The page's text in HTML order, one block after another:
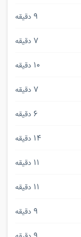
9 دقیقه
7 دقیقه
10 دقیقه
7 دقیقه
6 دقیقه
14 دقیقه
11 دقیقه
11 دقیقه
9 دقیقه